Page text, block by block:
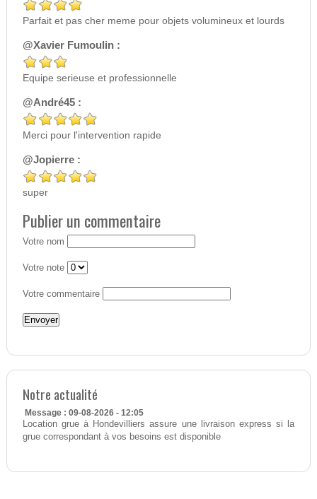
Parfait et pas cher meme pour objets volumineux et lourds
@Xavier Fumoulin :
Equipe serieuse et professionnelle
@André45 :
Merci pour l'intervention rapide
@Jopierre :
super
Publier un commentaire
Votre nom
Votre note
Votre commentaire
Notre actualité
Message : 09-08-2026 - 12:05
Location grue à Hondevilliers assure une livraison express si la
grue correspondant à vos besoins est disponible